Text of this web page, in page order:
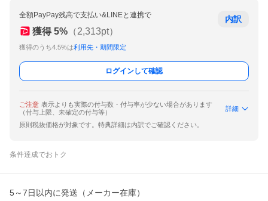
全額PayPay残高で支払い&LINEと連携で
獲得 5% （2,313pt）
獲得のうち4.5%は利用先・期間限定
内訳
ログインして確認
ご注意 表示よりも実際の付与数・付与率が少ない場合があります
（付与上限、未確定の付与等）
詳細
原則税抜価格が対象です。特典詳細は内訳でご確認ください。
条件達成でおトク
5～7日以内に発送（メーカー在庫）